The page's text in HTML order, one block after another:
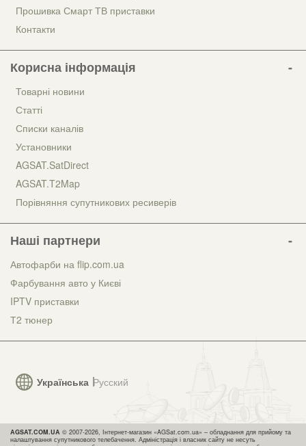
Українська Русский
Прошивка Смарт ТВ приставки
Контакти
Корисна інформація
Товарні новини
Статті
Списки каналів
Установники
AGSAT.SatDirect
AGSAT.T2Map
Порівняння супутникових ресиверів
Наші партнери
Автофарби на flip.com.ua
Фарбування авто у Києві
IPTV приставки
Т2 тюнер
AGSAT.COM.UA © 2007-2026, Інтернет-магазин «AGSat.com.ua» – обладнання для прийому та
налаштування супутникового телебачення. Адміністрація і власник сайту не несуть